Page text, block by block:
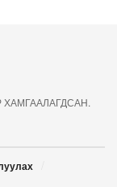
ХАМГААЛАГДСАН.